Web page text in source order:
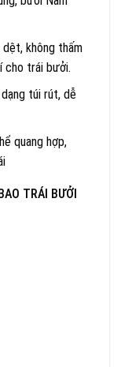
không thấm
cho trái bưởi.
túi rút, dễ
quang hợp,
TRÁI BƯỞI